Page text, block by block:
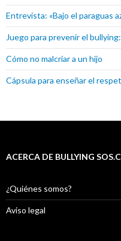
Entrevista: «Bajo el paraguas
Juego para prevenir el
Cómo no malcriar a un hijo
Cápsula para enseñar el
ACERCA DE BULLYING
¿Quiénes somos?
Aviso legal